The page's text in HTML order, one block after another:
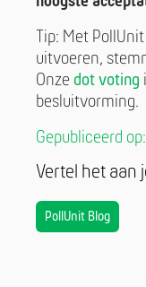
Tip: Met
uitvoeren,
Onze dot voting
besluitvorming.
Gepubliceerd
Vertel het aan
PollUnit Blog